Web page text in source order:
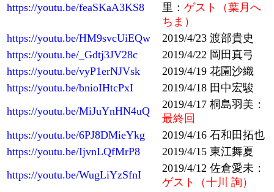
https://youtu.be/feaSKaA3KS8
里： ゲスト（葉月へ
ちま）
https://youtu.be/HM9svcUiEQw
2019/4/23 渡部貴史
https://youtu.be/_Gdtj3JV28c
2019/4/22 岡田真弓
https://youtu.be/vyP1erNJVsk
2019/4/19 花園沙織
https://youtu.be/bnioIHtcPxI
2019/4/18 田中宏駿
https://youtu.be/MiJuYnHN4uQ
2019/4/17 桐島羽美：
最終回
https://youtu.be/6PJ8DMieYkg
2019/4/16 石和田拓也
https://youtu.be/IjvnLQfMrP8
2019/4/15 東江舞夏
https://youtu.be/WugLiYzSfnI
2019/4/12 佐倉愛未：
ゲスト（十川 詢）